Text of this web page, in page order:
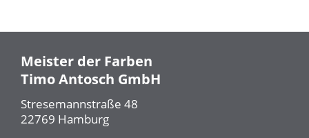
Meister der Farben
Timo Antosch GmbH
Stresemannstraße 48
22769 Hamburg